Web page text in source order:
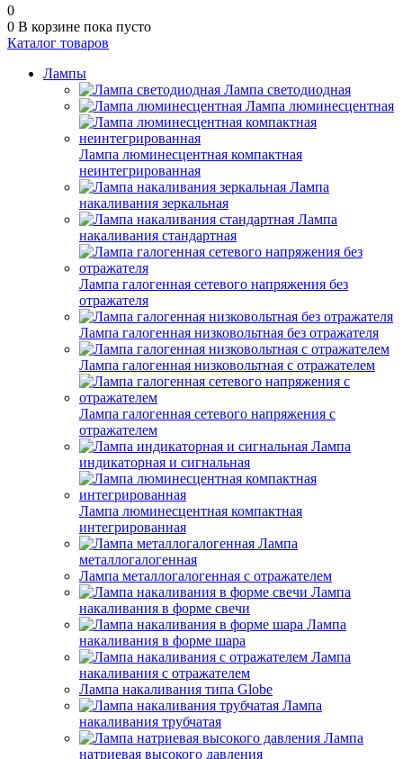
0
0 В корзине пока пусто
Каталог товаров
Лампы
Лампа светодиодная
Лампа люминесцентная
Лампа люминесцентная компактная
неинтегрированная
Лампа
накаливания зеркальная
Лампа
накаливания стандартная
Лампа галогенная сетевого напряжения без
отражателя
Лампа галогенная низковольтная без отражателя
Лампа галогенная низковольтная с отражателем
Лампа галогенная сетевого напряжения с
отражателем
Лампа
индикаторная и сигнальная
Лампа люминесцентная компактная
интегрированная
Лампа
металлогалогенная
Лампа металлогалогенная с отражателем
Лампа
накаливания в форме свечи
Лампа
накаливания в форме шара
Лампа
накаливания с отражателем
Лампа накаливания типа Globe
Лампа
накаливания трубчатая
Лампа
натриевая высокого давления